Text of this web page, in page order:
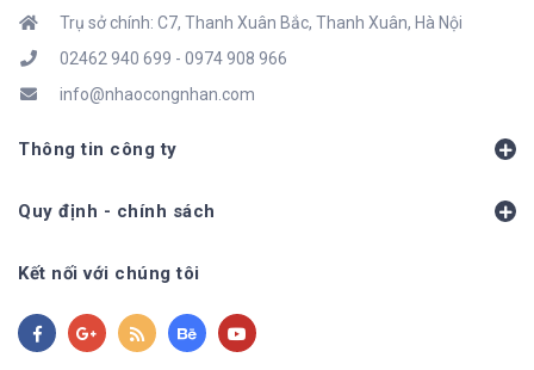
Trụ sở chính: C7, Thanh Xuân Bắc, Thanh Xuân, Hà Nội
02462 940 699 - 0974 908 966
info@nhaocongnhan.com
Thông tin công ty
Quy định - chính sách
Kết nối với chúng tôi